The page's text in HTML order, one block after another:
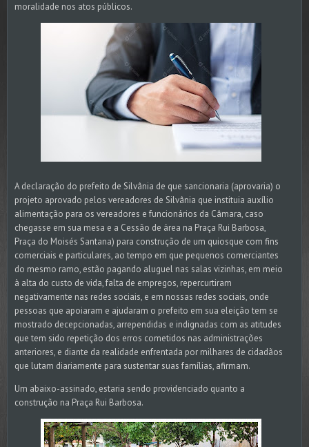
moralidade nos atos públicos.
A declaração do prefeito de Silvânia de que sancionaria (aprovaria) o
projeto aprovado pelos vereadores de Silvânia que instituia auxílio
alimentação para os vereadores e funcionários da Câmara, caso
chegasse em sua mesa e a Cessão de área na Praça Rui Barbosa,
Praça do Moisés Santana) para construção de um quiosque com fins
comerciais e particulares, ao tempo em que pequenos comerciantes
do mesmo ramo, estão pagando aluguel nas salas vizinhas, em meio
à alta do custo de vida, falta de empregos, repercurtiram
negativamente nas redes sociais, e em nossas redes sociais, onde
pessoas que apoiaram e ajudaram o prefeito em sua eleição tem se
mostrado decepcionadas, arrependidas e indignadas com as atitudes
que tem sido repetição dos erros cometidos nas administrações
anteriores, e diante da realidade enfrentada por milhares de cidadãos
que lutam diariamente para sustentar suas famílias, afirmam.
Um abaixo-assinado, estaria sendo providenciado quanto a
construção na Praça Rui Barbosa.